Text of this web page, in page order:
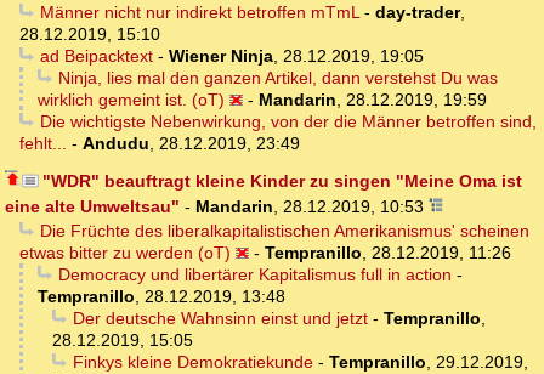
Männer nicht nur indirekt betroffen mTmL - day-trader,
28.12.2019, 15:10
ad Beipacktext- Wiener Ninja, 28.12.2019, 19:05
Ninja, lies mal den ganzen Artikel, dann verstehst Du was
wirklich gemeint ist. (oT)
- Mandarin
28.12.2019, 19:59
Die wichtigste Nebenwirkung, von der die Männer betroffen sind,
fehlt...
- Andudu
28.12.2019, 23:49
"WDR" beauftragt kleine Kinder zu singen "Meine Oma ist
eine alte Umweltsau" - Mandarin
28.12.2019, 10:53
Die Früchte des liberalkapitalistischen Amerikanismus' scheinen
etwas bitter zu werden (oT)
- Tempranillo
28.12.2019, 11:26
Democracy und libertärer Kapitalismus full in action -
Tempranillo
28.12.2019, 13:48
Der deutsche Wahnsinn einst und jetzt- Tempranillo
28.12.2019, 15:05
Finkys kleine Demokratiekunde- Tempranillo
29.12.2019,